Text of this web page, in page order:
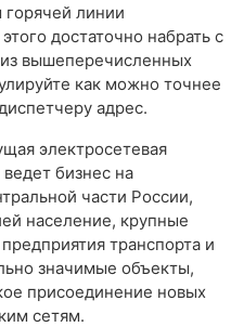
горячей линии
достаточно набрать с
вышеперечисленных
как можно точнее
адрес.
электросетевая
бизнес на
части России,
население, крупные
транспорта и
значимые объекты,
присоединение новых
сетям.